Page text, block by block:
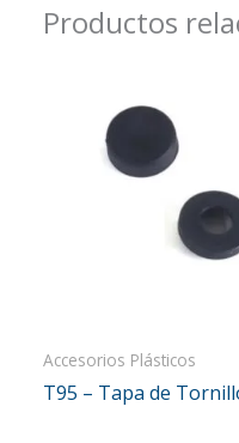
Productos
Accesorios Plásticos
T95 – Tapa de